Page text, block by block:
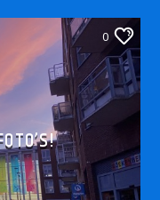
0